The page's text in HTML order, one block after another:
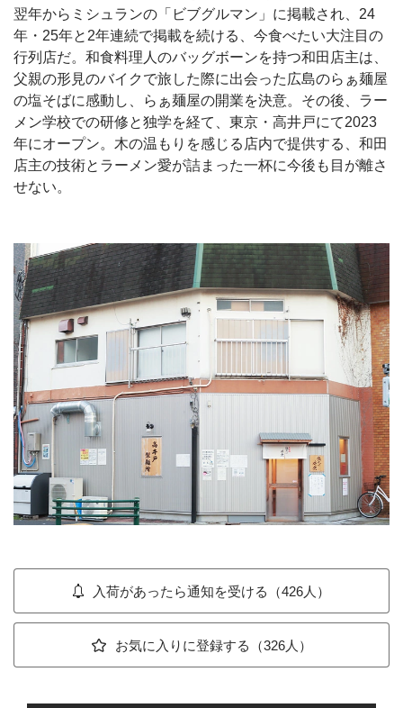
翌年からミシュランの「ビブグルマン」に掲載され、24
年・25年と2年連続で掲載を続ける、今食べたい大注目の
行列店だ。和食料理人のバッグボーンを持つ和田店主は、
父親の形見のバイクで旅した際に出会った広島のらぁ麺屋
の塩そばに感動し、らぁ麺屋の開業を決意。その後、ラー
メン学校での研修と独学を経て、東京・高井戸にて2023
年にオープン。木の温もりを感じる店内で提供する、和田
店主の技術とラーメン愛が詰まった一杯に今後も目が離さ
せない。
入荷があったら通知を受ける（426人）
お気に入りに登録する（326人）